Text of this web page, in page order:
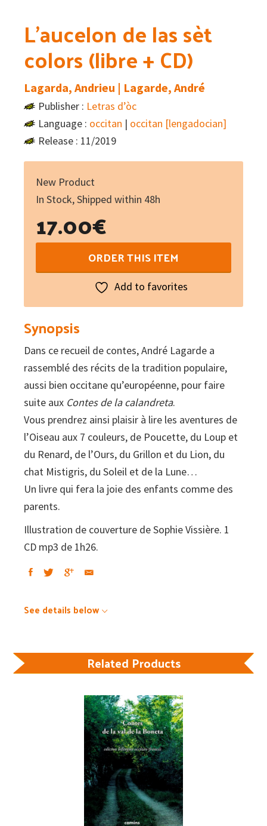
L’aucelon de las sèt
colors (libre + CD)
Lagarda, Andrieu | Lagarde, André
Publisher : Letras d’òc
Language : occitan | occitan [lengadocian]
Release : 11/2019
New Product
In Stock, Shipped within 48h
17.00€
de
(libre
+
CD)
quantity
ORDER THIS ITEM
Add to favorites
Synopsis
Dans ce recueil de contes, André Lagarde a
rassemblé des récits de la tradition populaire,
aussi bien occitane qu’européenne, pour faire
suite aux Contes de la calandreta.
Vous prendrez ainsi plaisir à lire les aventures de
l’Oiseau aux 7 couleurs, de Poucette, du Loup et
du Renard, de l’Ours, du Grillon et du Lion, du
chat Mistigris, du Soleil et de la Lune…
Un livre qui fera la joie des enfants comme des
parents.
Illustration de couverture de Sophie Vissière. 1
CD mp3 de 1h26.
See details below
Related Products